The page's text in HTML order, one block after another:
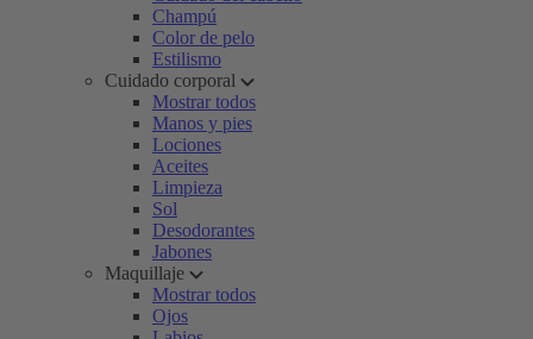
Champú
Color de pelo
Estilismo
Cuidado corporal
Mostrar todos
Manos y pies
Lociones
Aceites
Limpieza
Sol
Desodorantes
Jabones
Maquillaje
Mostrar todos
Ojos